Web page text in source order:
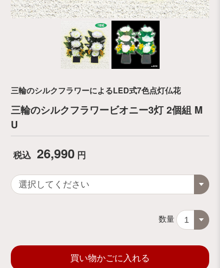
三輪のシルクフラワーによるLED式7色点灯仏花
三輪のシルクフラワービオニー3灯 2個組 M
U
税込 26,990 円
数量
買い物かごに入れる